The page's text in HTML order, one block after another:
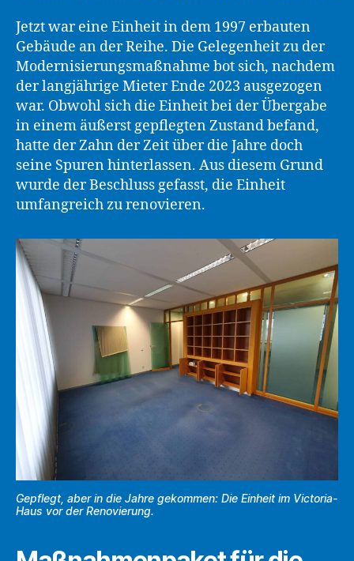
Jetzt war eine Einheit in dem 1997 erbauten
Gebäude an der Reihe. Die Gelegenheit zu der
Modernisierungsmaßnahme bot sich, nachdem
der langjährige Mieter Ende 2023 ausgezogen
war. Obwohl sich die Einheit bei der Übergabe
in einem äußerst gepflegten Zustand befand,
hatte der Zahn der Zeit über die Jahre doch
seine Spuren hinterlassen. Aus diesem Grund
wurde der Beschluss gefasst, die Einheit
umfangreich zu renovieren.
Gepflegt, aber in die Jahre gekommen: Die Einheit im Victoria-
Haus vor der Renovierung.